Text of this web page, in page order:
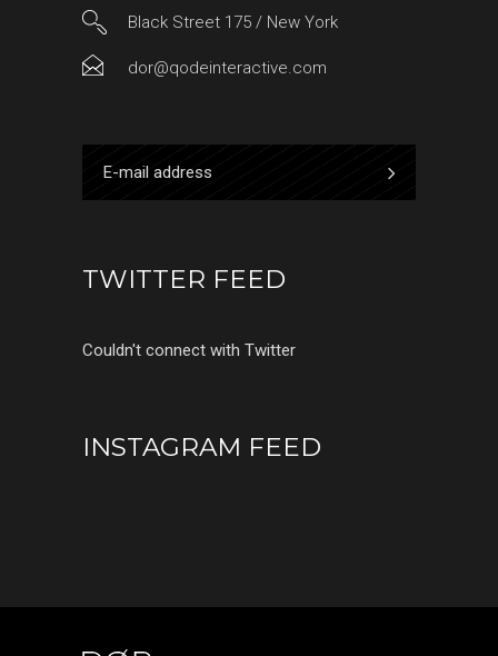
Black Street 175 / New York
dor@qodeinteractive.com
TWITTER FEED
Couldn't connect with Twitter
INSTAGRAM FEED